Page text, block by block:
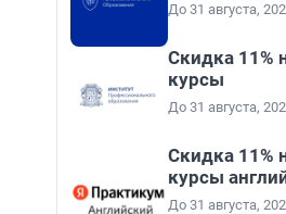
До 31 августа,
Скидка 11%
курсы
До 31 августа,
Скидка 11%
курсы
До 31 августа,